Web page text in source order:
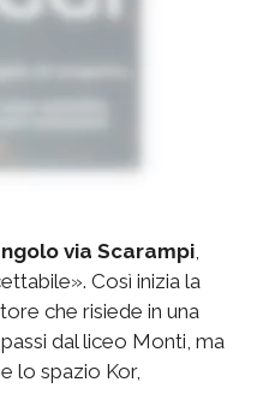
via Scarampi
Così inizia la
che risiede in una
dal liceo Monti, ma
lo spazio Kor,